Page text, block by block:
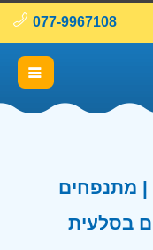
077-9967108
מתנפחים
בסלעית